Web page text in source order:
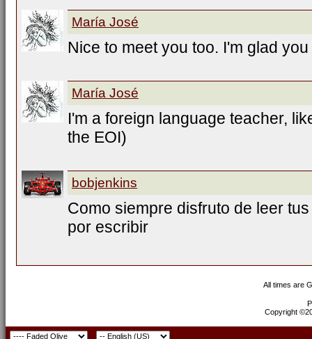
María José
Nice to meet you too. I'm glad
María José
I'm a foreign language teacher,
the EOI)
bobjenkins
Como siempre disfruto de leer
por escribir
All times are
Copyright